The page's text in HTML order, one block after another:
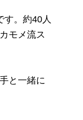
。約40人
モメ流ス
と一緒に